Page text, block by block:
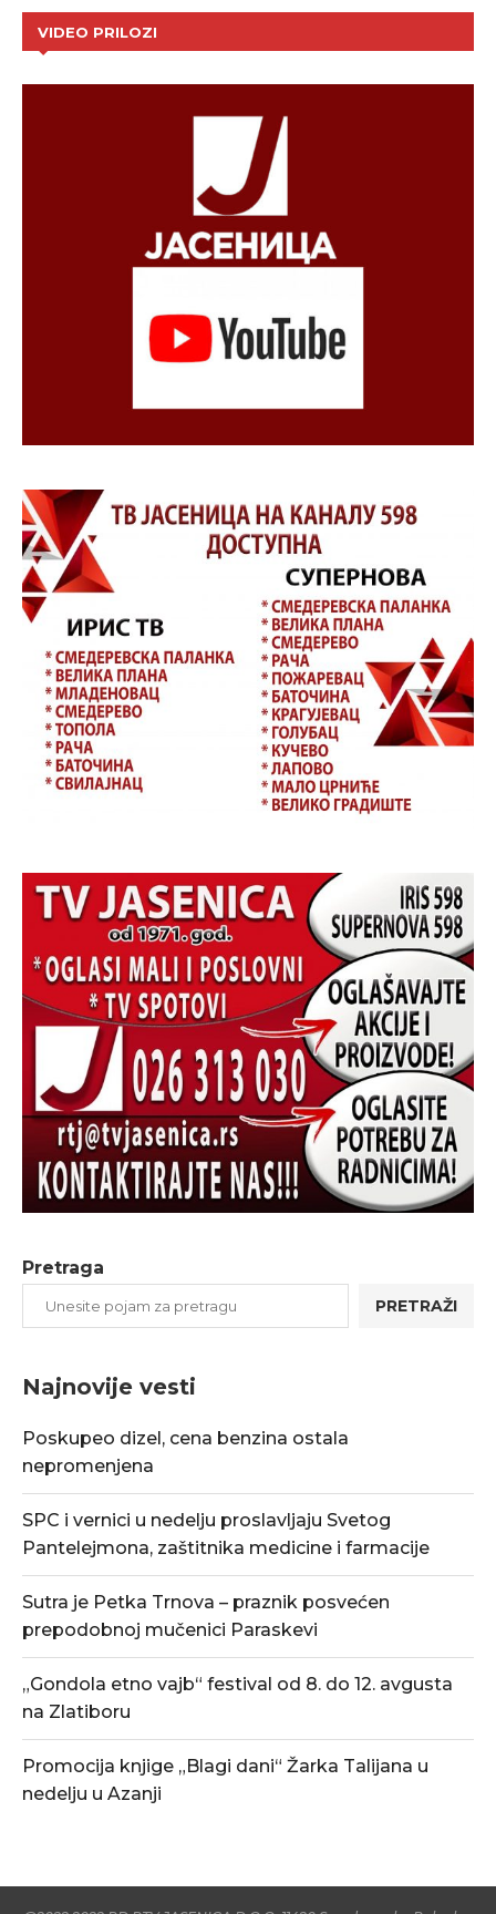
VIDEO PRILOZI
Pretraga
PRETRAŽI
Najnovije vesti
Poskupeo dizel, cena benzina ostala
nepromenjena
SPC i vernici u nedelju proslavljaju Svetog
Pantelejmona, zaštitnika medicine i farmacije
Sutra je Petka Trnova – praznik posvećen
prepodobnoj mučenici Paraskevi
„Gondola etno vajb“ festival od 8. do 12. avgusta
na Zlatiboru
Promocija knjige „Blagi dani“ Žarka Talijana u
nedelju u Azanji